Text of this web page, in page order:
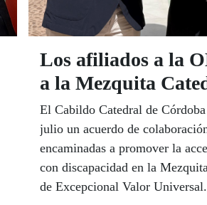
Los afiliados a la
a la Mezquita
El Cabildo Catedral de
julio un acuerdo de
encaminadas a promover la
con discapacidad en la
de Excepcional Valor